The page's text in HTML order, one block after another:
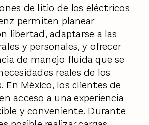
de litio de los eléctricos
permiten planear
libertad, adaptarse a las
y personales, y ofrecer
de manejo fluida que se
reales de los
En México, los clientes de
acceso a una experiencia
y conveniente. Durante